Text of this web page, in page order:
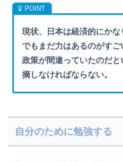
現状、日本は経済的にか
でもまだ力はあるのがす
政策が間違っていたのだ
摘しなければならない。
自分のために勉強する